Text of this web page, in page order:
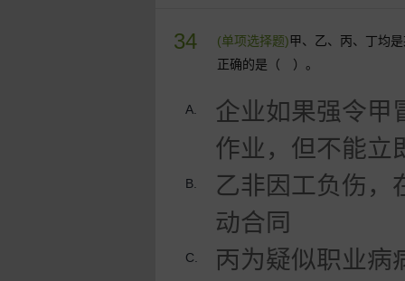
34 (单项选择题)甲、乙、丙、丁均
正确的是（ ）。
A.
企业如果强令甲
作业，但不能立
B.
乙非因工负伤，
动合同
C.
丙为疑似职业病